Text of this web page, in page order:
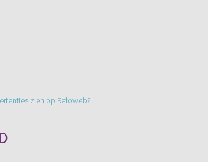
zien op Refoweb?